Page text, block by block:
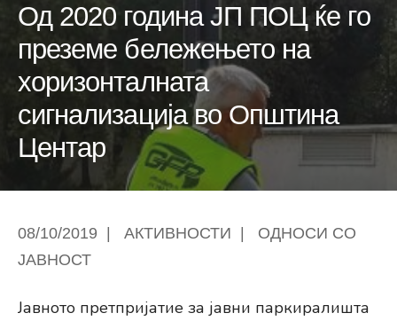
Од 2020 година ЈП ПОЦ ќе го
преземе бележењето на
хоризонталната
сигнализација во Општина
Центар
08/10/2019 АКТИВНОСТИ
ОДНОСИ СО
ЈАВНОСТ
Јавното претпријатие за јавни паркиралишта